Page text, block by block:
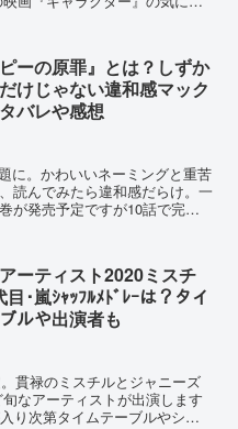
ピーの原罪』とは？しずか
けじゃない違和感マック
バレや感想
に。かわいいネーミングと重苦
読んでみたら違和感だらけ。一
が発売予定ですが10話で完結
ーティスト2020ミスチ
･嵐ｼｬｯﾌﾙﾒﾄﾞﾚｰは？タイ
ルや出演者も
貫禄のミスチルとジャニーズ
なアーティストが出演します
り次第タイムテーブルやシャ